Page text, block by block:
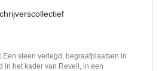
Een steen verlegd, begraafplaatsen in
in het kader van Reveil, in een